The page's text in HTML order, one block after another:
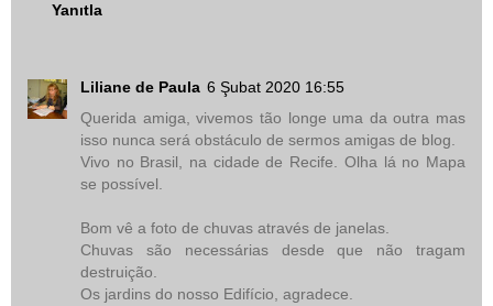
Yanıtla
Liliane de Paula 6 Şubat 2020 16:55
Querida amiga, vivemos tão longe uma da outra mas
isso nunca será obstáculo de sermos amigas de blog.
Vivo no Brasil, na cidade de Recife. Olha lá no Mapa
se possível.
Bom vê a foto de chuvas através de janelas.
Chuvas são necessárias desde que não tragam
destruição.
Os jardins do nosso Edifício, agradece.